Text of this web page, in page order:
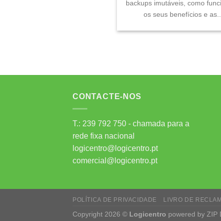
backups imutáveis, como
os seus benefícios e as...
CONTACTE-NOS
T.: 239 792 750 - chamada para a
rede fixa nacional
logicentro@logicentro.pt
comercial@logicentro.pt
POLÍTICA DE PRIVACIDADE LIVRO DE
Copyright 2026 © Logicentro powered by ZIP